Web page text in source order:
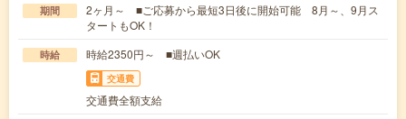
期間
2ヶ月～ ■ご応募から最短3日後に開始可能 8月～、9月ス
タートもOK！
時給 時給2350円～ ■週払いOK
交通費
交通費全額支給